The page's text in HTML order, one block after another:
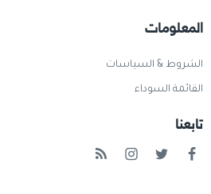
المعلومات
الشروط & السياسات
القائمة السوداء
تابعنا